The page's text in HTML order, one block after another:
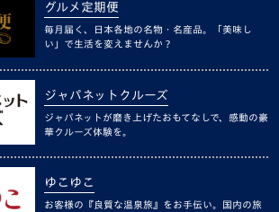
グルメ定期便
毎月届く、日本各地の名物・名産品。「美味し
い」で生活を変えませんか？
ジャパネットクルーズ
ジャパネットが磨き上げたおもてなしで、感動の豪
華クルーズ体験を。
ゆこゆこ
お客様の『良質な温泉旅』をお手伝い。国内の旅